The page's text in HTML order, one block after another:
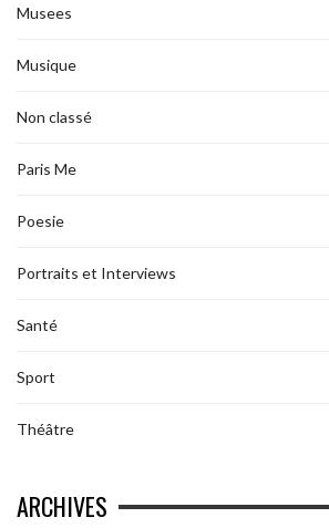
Musees
Musique
Non classé
Paris Me
Poesie
Portraits et Interviews
Santé
Sport
Théâtre
ARCHIVES